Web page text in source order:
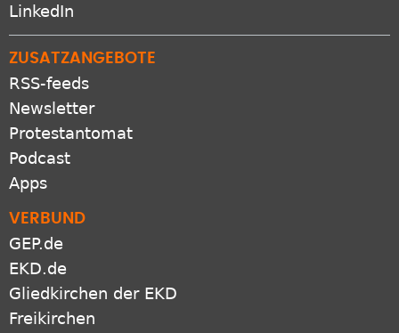
LinkedIn
ZUSATZANGEBOTE
RSS-feeds
Newsletter
Protestantomat
Podcast
Apps
VERBUND
GEP.de
EKD.de
Gliedkirchen der EKD
Freikirchen